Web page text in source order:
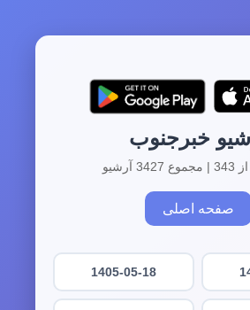
خبرجنوب
صفحه اصلی
1405-05-18